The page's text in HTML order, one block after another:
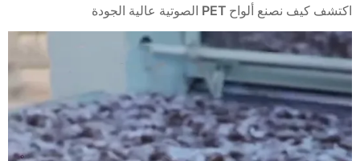
اكتشف كيف نصنع ألواح PET الصوتية عالية الجودة